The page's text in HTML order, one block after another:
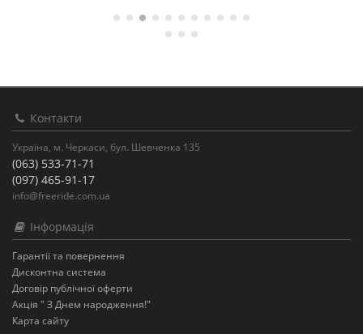
Контакти
Україна, м. Черкаси, бул. Шевченка 135
(063) 533-71-71
(097) 465-91-17
info@freeride.com.ua
Інформація
Гарантії та повернення
Дисконтна система
Договір публічної оферти
Акція " З Днем народження!"
Карта сайту